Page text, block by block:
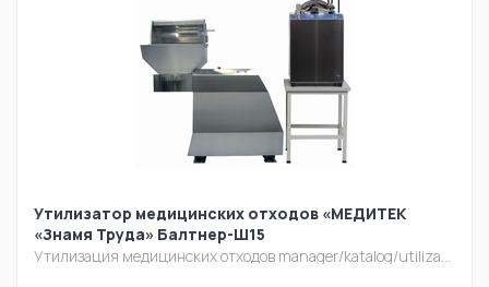
Утилизатор медицинских отходов «МЕДИТЕК
«Знамя Труда» Балтнер-Ш15
Утилизация медицинских отходов manager/katalog/utilizacia/balt-sh15.jpg